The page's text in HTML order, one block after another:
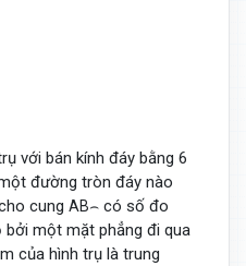
với bán kính đáy bằng 6
đường tròn đáy nào
cung AB⌢ có số đo
một mặt phẳng đi qua
của hình trụ là trung